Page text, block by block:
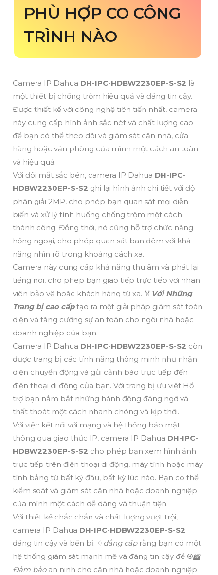
PHÙ HỢP CO CÔNG
TRÌNH NÀO
Camera IP Dahua DH-IPC-HDBW2230EP-S-S2 là
một thiết bị chống trộm hiệu quả và đáng tin cậy.
Được thiết kế với công nghệ tiên tiến nhất, camera
này cung cấp hình ảnh sắc nét và chất lượng cao
để bạn có thể theo dõi và giám sát căn nhà, cửa
hàng hoặc văn phòng của mình một cách an toàn
và hiệu quả.
Với đôi mắt sắc bén, camera IP Dahua DH-IPC-
HDBW2230EP-S-S2 ghi lại hình ảnh chi tiết với độ
phân giải 2MP, cho phép bạn quan sát mọi diễn
biến và xử lý tình huống chống trộm một cách
thành công. Đồng thời, nó cũng hỗ trợ chức năng
hồng ngoại, cho phép quan sát ban đêm với khả
năng nhìn rõ trong khoảng cách xa.
Camera này cung cấp khả năng thu âm và phát lại
tiếng nói, cho phép bạn giao tiếp trực tiếp với nhân
viên bảo vệ hoặc khách hàng từ xa. ️🏅️ Với Những
Trang bị cao cấptạo ra một giải pháp giám sát toàn
diện và tăng cường sự an toàn cho ngôi nhà hoặc
doanh nghiệp của bạn.
Camera IP Dahua DH-IPC-HDBW2230EP-S-S2 còn
được trang bị các tính năng thông minh như nhận
diện chuyển động và gửi cảnh báo trực tiếp đến
điện thoại di động của bạn. Với trang bị ưu việt Hổ
trợ bạn nắm bắt những hành động đáng ngờ và
thất thoát một cách nhanh chóng và kịp thời.
Với việc kết nối với mạng và hệ thống bảo mật
thông qua giao thức IP, camera IP Dahua DH-IPC-
HDBW2230EP-S-S2 cho phép bạn xem hình ảnh
trực tiếp trên điện thoại di động, máy tính hoặc máy
tính bảng từ bất kỳ đâu, bất kỳ lúc nào. Bạn có thể
kiểm soát và giám sát căn nhà hoặc doanh nghiệp
của mình một cách dễ dàng và thuận tiện.
Với thiết kế chắc chắn và chất lượng vượt trội,
camera IP Dahua DH-IPC-HDBW2230EP-S-S2
đáng tin cậy và bền bỉ. ♢đẳng cấprằng bạn có một
hệ thống giám sát mạnh mẽ và đáng tin cậy để ®️📸
Đảm bảo an ninh cho căn nhà hoặc doanh nghiệp